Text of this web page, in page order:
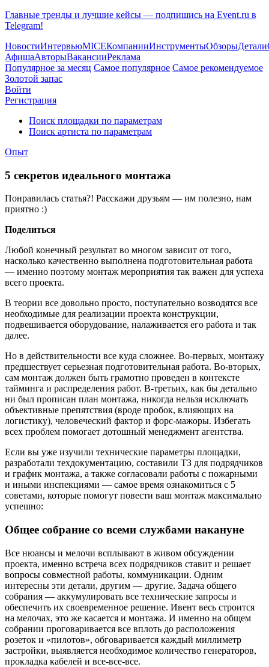
Главные тренды и лучшие кейсы — подпишись на Event.ru в
Telegram!
НовостиИнтервьюMICEКомпанииИнструментыОбзорыДетали
АфишаАвторыВакансииРеклама
Популярное за месяц Самое популярное Самое рекомендуемое
Золотой запас
Войти
Регистрация
Поиск площадки по параметрам
Поиск артиста по параметрам
Опыт
5 секретов идеального монтажа
Понравилась статья?! Расскажи друзьям — им полезно, нам
приятно :)
Поделиться
Любой конечный результат во многом зависит от того,
насколько качественно выполнена подготовительная работа
— именно поэтому монтаж мероприятия так важен для успеха
всего проекта.
В теории все довольно просто, поступательно возводятся все
необходимые для реализации проекта конструкции,
подвешивается оборудование, налаживается его работа и так
далее.
Но в действительности все куда сложнее. Во-первых, монтажу
предшествует серьезная подготовительная работа. Во-вторых,
сам монтаж должен быть грамотно проведен в контексте
тайминга и распределения работ. В-третьих, как бы детально
ни был прописан план монтажа, никогда нельзя исключать
объективные препятствия (вроде пробок, влияющих на
логистику), человеческий фактор и форс-мажоры. Избегать
всех проблем помогает дотошный менеджмент агентства.
Если вы уже изучили технические параметры площадки,
разработали техдокументацию, составили ТЗ для подрядчиков
и график монтажа, а также согласовали работы с пожарными
и иными инспекциями — самое время ознакомиться с 5
советами, которые помогут повести ваш монтаж максимально
успешно:
Общее собрание со всеми службами накануне
Все нюансы и мелочи всплывают в живом обсуждении
проекта, именно встреча всех подрядчиков ставит и решает
вопросы совместной работы, коммуникации. Одним
интересны эти детали, другим — другие. Задача общего
собрания — аккумулировать все технические запросы и
обеспечить их своевременное решение. Ивент весь строится
на мелочах, это же касается и монтажа. И именно на общем
собрании проговаривается все вплоть до расположения
розеток и «пилотов», обговаривается каждый миллиметр
застройки, выявляется необходимое количество генераторов,
прокладка кабелей и все-все-все.